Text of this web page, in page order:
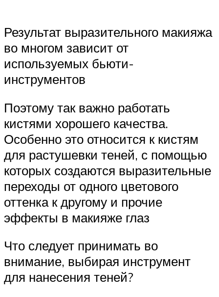
Результат выразительного макияжа
во многом зависит от
используемых бьюти-
инструментов
Поэтому так важно работать
кистями хорошего качества.
Особенно это относится к кистям
для растушевки теней, с помощью
которых создаются выразительные
переходы от одного цветового
оттенка к другому и прочие
эффекты в макияже глаз
Что следует принимать во
внимание, выбирая инструмент
для нанесения теней?